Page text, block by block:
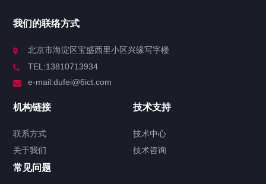
我们的联络方式
北京市海淀区宝盛西里小区兴缘写字楼
TEL:13810713934
e-mail:dufei@6ict.com
机构链接
联系方式
关于我们
技术支持
技术中心
技术咨询
常见问题